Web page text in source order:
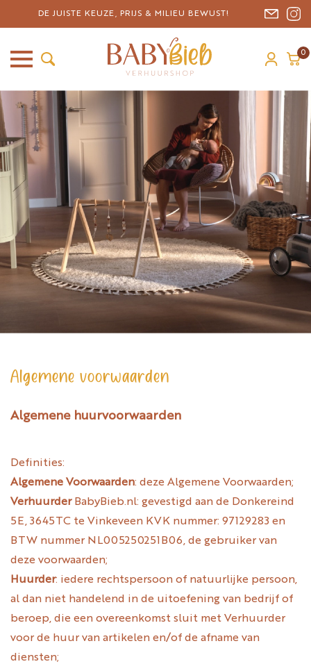
DE JUISTE KEUZE, PRIJS & MILIEU BEWUST!
0
Algemene voorwaarden
Algemene huurvoorwaarden
Definities:
Algemene Voorwaarden: deze Algemene Voorwaarden;
VerhuurderBabyBieb.nl: gevestigd aan de Donkereind
5E, 3645TC te Vinkeveen KVK nummer: 97129283 en
BTW nummer NL005250251B06, de gebruiker van
deze voorwaarden;
Huurder: iedere rechtspersoon of natuurlijke persoon,
al dan niet handelend in de uitoefening van bedrijf of
beroep, die een overeenkomst sluit met Verhuurder
voor de huur van artikelen en/of de afname van
diensten;